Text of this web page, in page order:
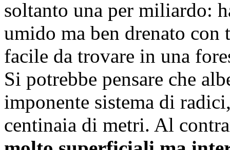
soltanto una per miliardo:
umido ma ben drenato
facile da trovare in una
Si potrebbe pensare che
imponente sistema di
centinaia di metri. Al